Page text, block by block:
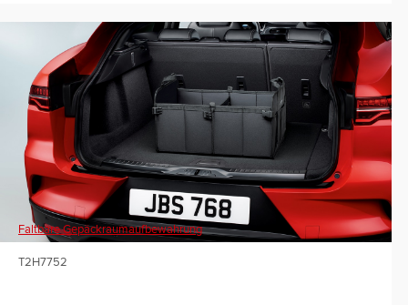
Faltbare Gepäckraumaufbewahrung
T2H7752